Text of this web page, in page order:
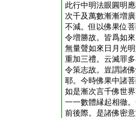
此行中明法眼圓明
次千及萬數漸漸増
不減。但以佛果位
令増勝故。皆爲如
無量聲如來日月光
重加三禮。云滅罪
令策志故。豈謂諸
耶。今時佛果中諸
如是漸次言千佛世
一一數體縁起相徹
前後際。是諸佛密